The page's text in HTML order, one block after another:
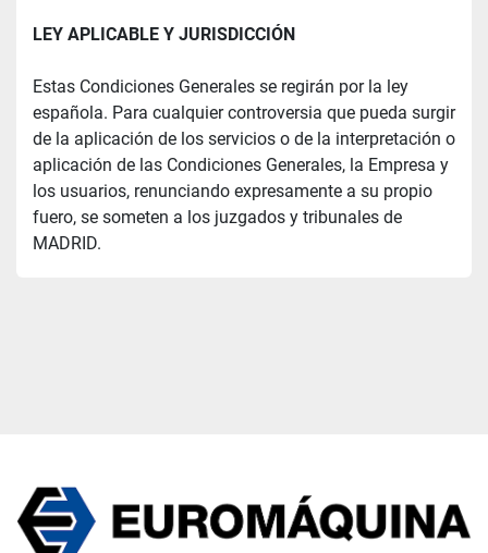
LEY APLICABLE Y JURISDICCIÓN
Estas Condiciones Generales se regirán por la ley
española. Para cualquier controversia que pueda surgir
de la aplicación de los servicios o de la interpretación o
aplicación de las Condiciones Generales, la Empresa y
los usuarios, renunciando expresamente a su propio
fuero, se someten a los juzgados y tribunales de
MADRID.